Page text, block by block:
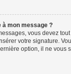
mon message ?
vous devez
votre signature.
option, il ne